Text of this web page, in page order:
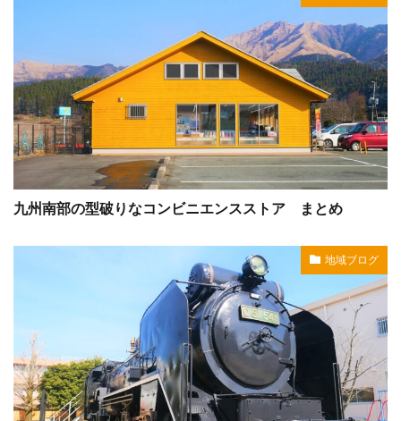
九州南部の型破りなコンビニエンスストア まとめ
地域ブログ